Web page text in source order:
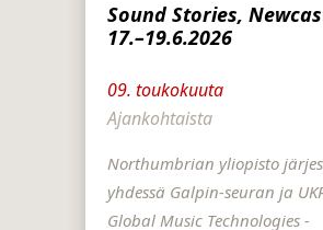
Sound Stories,
17.–19.6.2026
09. toukokuuta
Ajankohtaista
Northumbrian yliopisto
yhdessä Galpin-seuran ja
Global Music Technologies -